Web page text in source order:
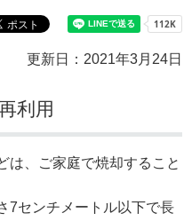
更新日：2021年3月24日
利用
は、ご家庭で焼却すること
7センチメートル以下で長